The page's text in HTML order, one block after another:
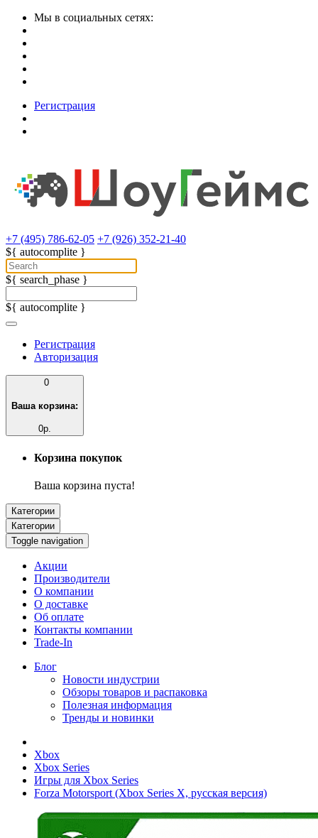
Мы в социальных сетях:
Регистрация
+7 (495) 786-62-05 +7 (926) 352-21-40
${ autocomplite }
${ search_phase }
${ autocomplite }
Регистрация
Авторизация
0
Ваша корзина:
0р.
Корзина покупок
Ваша корзина пуста!
Категории
Категории
Toggle navigation
Акции
Производители
О компании
О доставке
Об оплате
Контакты компании
Trade-In
Блог
Новости индустрии
Обзоры товаров и распаковка
Полезная информация
Тренды и новинки
Xbox
Xbox Series
Игры для Xbox Series
Forza Motorsport (Xbox Series X, русская версия)